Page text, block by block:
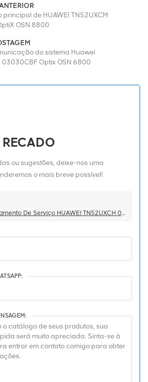
principal de HUAWEI TN52UXCM
OSN 8800
do sistema Huawei
Optix OSN 6800
RECADO
ou sugestões, deixe-nos uma
o mais breve possível!
Placa De Processamento De Serviço HUAWEI TN52UXCH 03031FSF